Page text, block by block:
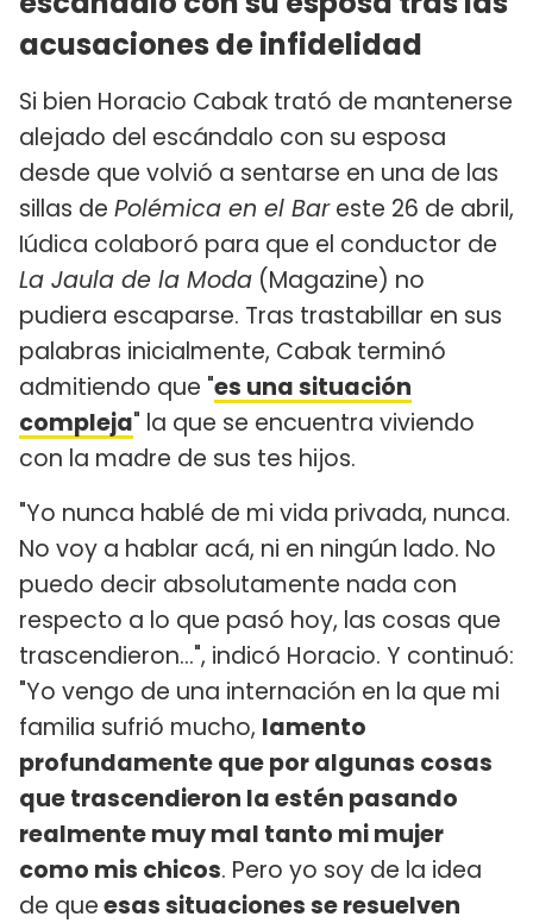
acusaciones de infidelidad
Si bien Horacio Cabak trató de mantenerse
alejado del escándalo con su esposa
desde que volvió a sentarse en una de las
sillas de Polémica en el Bareste 26 de abril,
Iúdica colaboró para que el conductor de
La Jaula de la Moda (Magazine) no
pudiera escaparse. Tras trastabillar en sus
palabras inicialmente, Cabak terminó
admitiendo que "es una situación
compleja" la que se encuentra viviendo
con la madre de sus tes hijos.
"Yo nunca hablé de mi vida privada, nunca.
No voy a hablar acá, ni en ningún lado. No
puedo decir absolutamente nada con
respecto a lo que pasó hoy, las cosas que
trascendieron...", indicó Horacio. Y continuó:
"Yo vengo de una internación en la que mi
familia sufrió mucho, lamento
profundamente que por algunas cosas
que trascendieron la estén pasando
realmente muy mal tanto mi mujer
como mis chicos. Pero yo soy de la idea
de queesas situaciones se resuelven